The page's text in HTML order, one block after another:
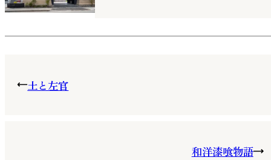
土と左官
和洋漆喰物語